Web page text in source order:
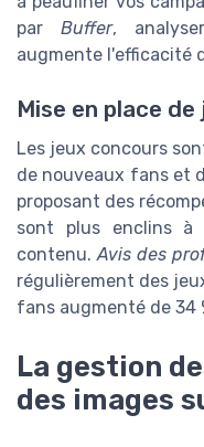
parBuffer,
augmente l'efficacité
Mise en place
Les jeux concours
de nouveaux fans et
proposant des
sont plus enclins à
contenu. Avis des
régulièrement des
fans augmenté de 34
La gestion
des images